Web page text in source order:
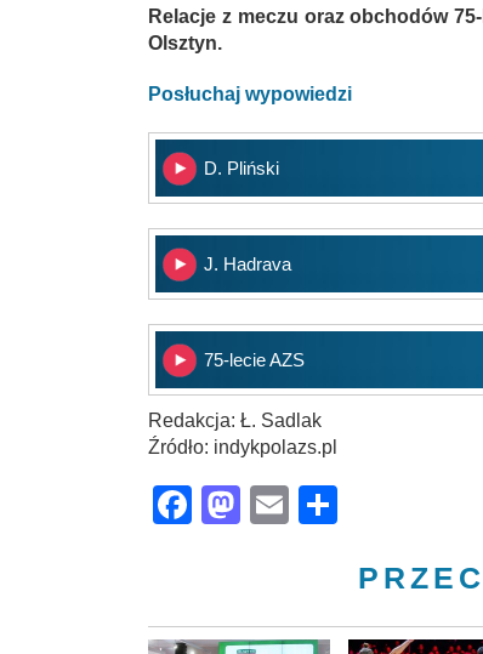
Relacje z meczu oraz obchodów
Olsztyn.
Posłuchaj wypowiedzi
D. Pliński
J. Hadrava
75-lecie AZS
Redakcja: Ł. Sadlak
Źródło: indykpolazs.pl
Facebook
Mastodon
Email